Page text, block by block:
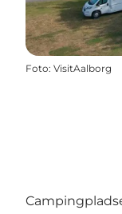
Foto: VisitAalborg